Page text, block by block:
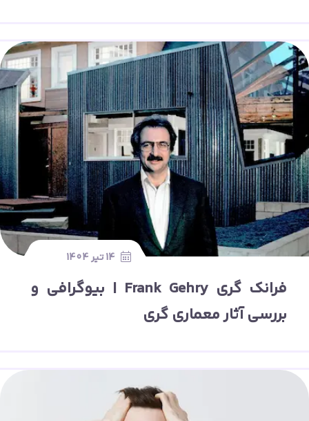
14 تیر 1404
فرانک گری Frank Gehry | بیوگرافی و
بررسی آثار معماری گری